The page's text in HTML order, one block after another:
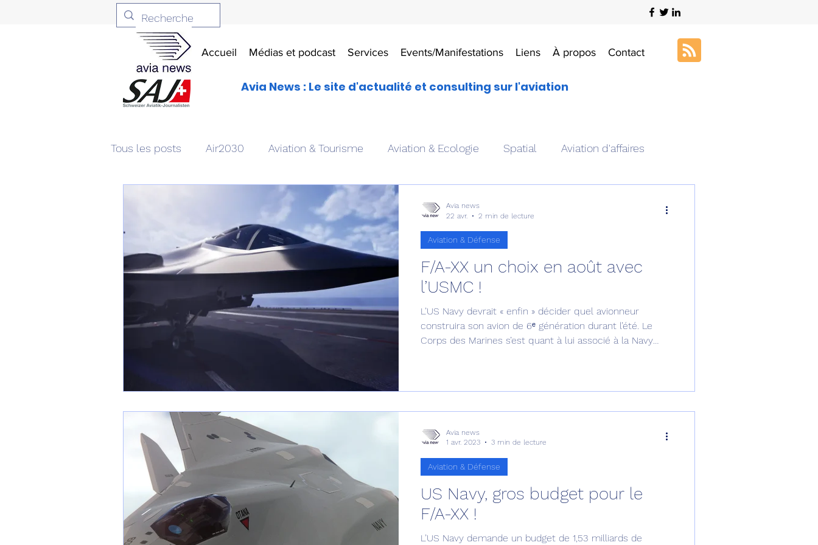
Accueil Médias et podcast Services Events/Manifestations Liens À propos Contact
Avia News : Le site d'actualité et consulting sur l'aviation
Tous les posts Air2030 Aviation & Tourisme Aviation & Ecologie Spatial Aviation d'affaires
Drones aériens
Patrimoine aéronautique Avionique & pilotage Avion expérimental
Motorisation Défense sol-air DSA Amphibie Drones
Shenyang J-35 Bombardier Global 6500 Fret aérien Salon Aéronautique de Dubaï 25
Airbus H145M Opération militaire au Vénézuela Simulateur avion de combat Avionneurs
Tiltrotors
F/A-XX un choix en août avec
l’USMC !
L’US Navy devrait « enfin » décider quel avionneur
construira son avion de 6ᵉ génération durant l’été. Le
Corps des Marines s’est quant à lui associé à la Navy
Aviation & Défense
Avia news
22 avr.
2 min de lecture
US Navy, gros budget pour le
F/A-XX !
L’US Navy demande un budget de 1,53 milliards de
Aviation & Défense
Avia news
1 avr. 2023
3 min de lecture